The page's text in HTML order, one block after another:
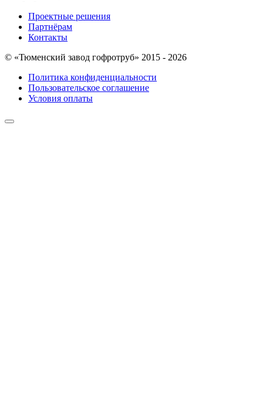
Проектные решения
Партнёрам
Контакты
© «Тюменский завод гофротруб» 2015 - 2026
Политика конфиденциальности
Пользовательское соглашение
Условия оплаты